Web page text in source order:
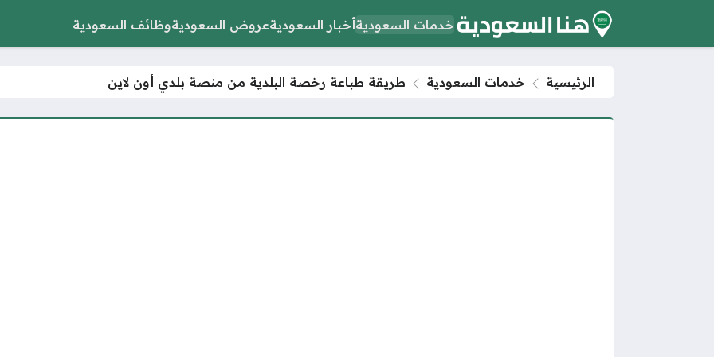
خدمات السعوديةأخبار السعوديةعروض السعوديةوظائف السعودية
الرئيسية خدمات السعودية طريقة طباعة رخصة البلدية من منصة بلدي أون لاين